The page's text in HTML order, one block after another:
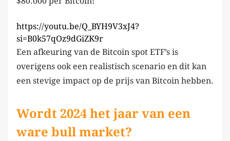
https://youtu.be/Q_BYH9V3xJ4?
si=B0k57qOz9dGiZK9r
Een afkeuring van de Bitcoin spot ETF’s is
overigens ook een realistisch scenario en dit kan
een stevige impact op de prijs van Bitcoin hebben.
Wordt 2024 het jaar van een
ware bull market?